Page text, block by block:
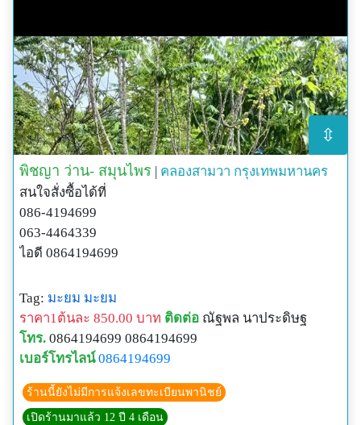
⇳
พิชญา ว่าน- สมุนไพร | คลองสามวา กรุงเทพมหานคร
สนใจสั่งซื้อได้ที่
086-4194699
063-4464339
ไอดี 0864194699
Tag: มะยม มะยม
ราคา1ต้นละ 850.00 บาท ติดต่อ ณัฐพล นาประดิษฐ
โทร. 0864194699 0864194699
เบอร์โทรไลน์ 0864194699
ร้านนี้ยังไม่มีการแจ้งเลขทะเบียนพานิชย์
เปิดร้านมาแล้ว 12 ปี 4 เดือน